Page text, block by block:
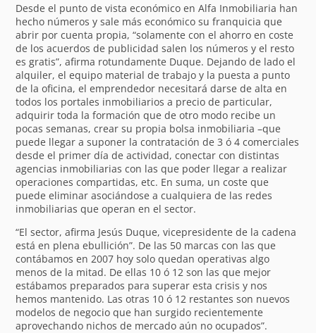
Desde el punto de vista económico en Alfa Inmobiliaria han
hecho números y sale más económico su franquicia que
abrir por cuenta propia, “solamente con el ahorro en coste
de los acuerdos de publicidad salen los números y el resto
es gratis”, afirma rotundamente Duque. Dejando de lado el
alquiler, el equipo material de trabajo y la puesta a punto
de la oficina, el emprendedor necesitará darse de alta en
todos los portales inmobiliarios a precio de particular,
adquirir toda la formación que de otro modo recibe un
pocas semanas, crear su propia bolsa inmobiliaria –que
puede llegar a suponer la contratación de 3 ó 4 comerciales
desde el primer día de actividad, conectar con distintas
agencias inmobiliarias con las que poder llegar a realizar
operaciones compartidas, etc. En suma, un coste que
puede eliminar asociándose a cualquiera de las redes
inmobiliarias que operan en el sector.
“El sector, afirma Jesús Duque, vicepresidente de la cadena
está en plena ebullición”. De las 50 marcas con las que
contábamos en 2007 hoy solo quedan operativas algo
menos de la mitad. De ellas 10 ó 12 son las que mejor
estábamos preparados para superar esta crisis y nos
hemos mantenido. Las otras 10 ó 12 restantes son nuevos
modelos de negocio que han surgido recientemente
aprovechando nichos de mercado aún no ocupados”.